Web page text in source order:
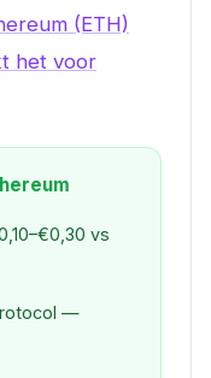
(ETH)
het voor
vs
—